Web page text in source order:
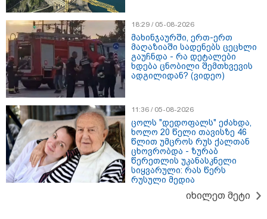
09:25 / 07-08-2026
"დასრულდა 9-თვიანი კოშმარი
570 ოჯახისთვის" - "სფერო
ჰოლდინგის" თანამშრომლებს
განაჩენი გამოუტანეს: რა
სასჯელი ელოდებათ სოფიკო
წულეისკირს
19:42 / 06-08-2026
"იმნაძემ მის მეგობრებს
ალექსანდრე გაბაშვილს და
გიორგი მალანიას უთხრა,
თითქოსდა მისი მასწავლებელი,
გიგა ავალიანი ზედმეტ
ყურადღებას იჩენდა მის
მიმართ, რითაც გაბაშვილი
წააქეზა" - პროკურატურა
18:29 / 05-08-2026
მახინჯაურში, ერთ-ერთ
მაღაზიაში სადენებს ცეცხლი
გაუჩნდა - რა დეტალები
ხდება ცნობილი შემთხვევის
ადგილიდან? (ვიდეო)
11:36 / 05-08-2026
ცოლს "დედოფალს" ეძახდა,
ხოლო 20 წელი თავისზე 46
წლით უმცროს რუს ქალთან
ცხოვრობდა - ზურაბ
წერეთლის უკანასკნელი
სიყვარული: რას წერს
რუსული მედია
იხილეთ მეტი